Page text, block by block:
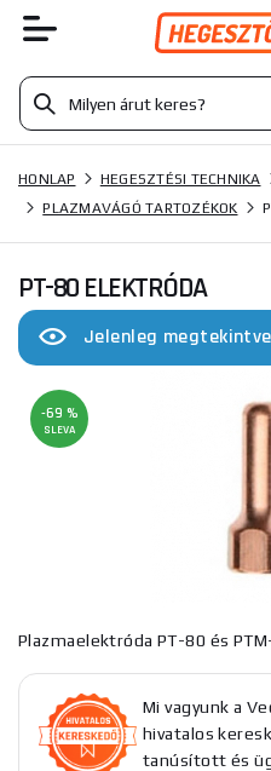
HONLAP HEGESZTÉSI TECHNIKA
PLAZMAVÁGÓ TARTOZÉKOK
PT-80 ELEKTRÓDA
Jelenleg
-69 %
SLEVA
Plazmaelektróda PT-80 és
Mi vagyunk a
hivatalos
tanúsított és